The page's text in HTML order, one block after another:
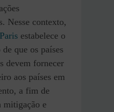
Nesse contexto,
estabelece o
que os países
devem fornecer
aos países em
a fim de
mitigação e